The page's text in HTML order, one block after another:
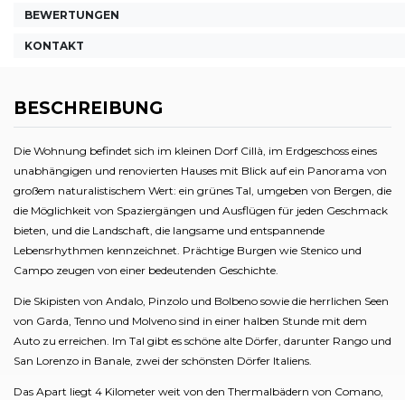
BEWERTUNGEN
KONTAKT
BESCHREIBUNG
Die Wohnung befindet sich im kleinen Dorf Cillà, im Erdgeschoss eines
unabhängigen und renovierten Hauses mit Blick auf ein Panorama von
großem naturalistischem Wert: ein grünes Tal, umgeben von Bergen, die
die Möglichkeit von Spaziergängen und Ausflügen für jeden Geschmack
bieten, und die Landschaft, die langsame und entspannende
Lebensrhythmen kennzeichnet. Prächtige Burgen wie Stenico und
Campo zeugen von einer bedeutenden Geschichte.
Die Skipisten von Andalo, Pinzolo und Bolbeno sowie die herrlichen Seen
von Garda, Tenno und Molveno sind in einer halben Stunde mit dem
Auto zu erreichen. Im Tal gibt es schöne alte Dörfer, darunter Rango und
San Lorenzo in Banale, zwei der schönsten Dörfer Italiens.
Das Apart liegt 4 Kilometer weit von den Thermalbädern von Comano,